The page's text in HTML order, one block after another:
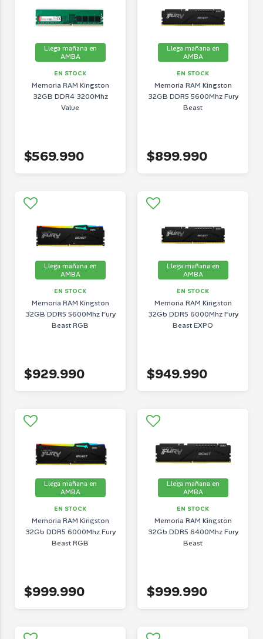
Llega mañana en
AMBA
EN STOCK
Memoria RAM Kingston
32GB DDR4 3200Mhz
Value
$569.990
Llega mañana en
AMBA
EN STOCK
Memoria RAM Kingston
32GB DDR5 5600Mhz Fury
Beast
$899.990
Llega mañana en
AMBA
EN STOCK
Memoria RAM Kingston
32GB DDR5 5600Mhz Fury
Beast RGB
$929.990
Llega mañana en
AMBA
EN STOCK
Memoria RAM Kingston
32Gb DDR5 6000Mhz Fury
Beast EXPO
$949.990
Llega mañana en
AMBA
EN STOCK
Memoria RAM Kingston
32Gb DDR5 6000Mhz Fury
Beast RGB
$999.990
Llega mañana en
AMBA
EN STOCK
Memoria RAM Kingston
32Gb DDR5 6400Mhz Fury
Beast
$999.990